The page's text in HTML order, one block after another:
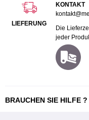
LIEFERUNG
KONTAKT
Die
jeder
BRAUCHEN SIE HILFE ?